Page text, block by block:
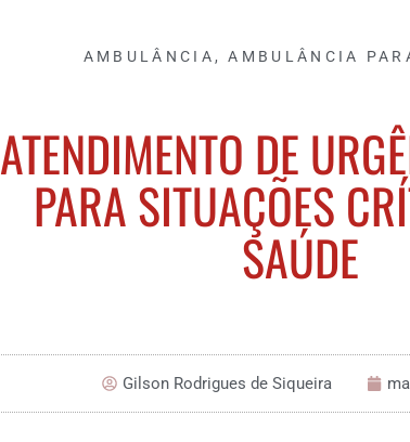
AMBULÂNCIA ,AMBULÂNCIA
ATENDIMENTO DE
PARA SITUAÇÕES
SAÚDE
Gilson Rodrigues de Siqueira